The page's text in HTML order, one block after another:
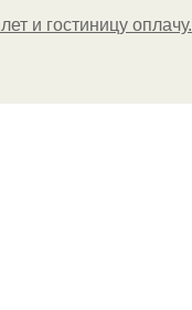
и гостиницу оплачу.